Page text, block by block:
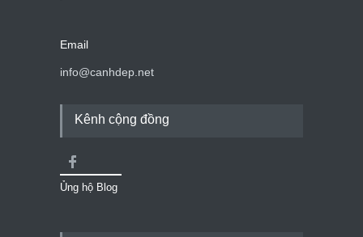
Email
info@canhdep.net
Kênh cộng đồng
Ủng hộ Blog